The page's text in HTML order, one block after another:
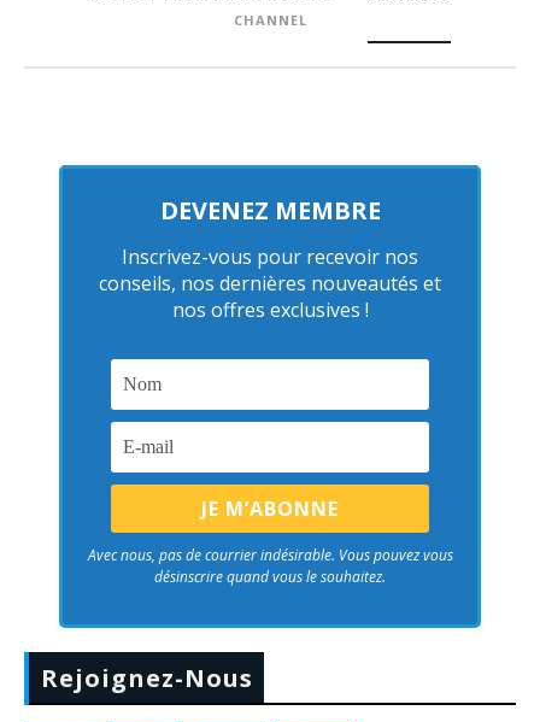
CHANNEL
DEVENEZ MEMBRE
Inscrivez-vous pour recevoir nos
conseils, nos dernières nouveautés et
nos offres exclusives !
Avec nous, pas de courrier indésirable. Vous pouvez vous
désinscrire quand vous le souhaitez.
Rejoignez-Nous